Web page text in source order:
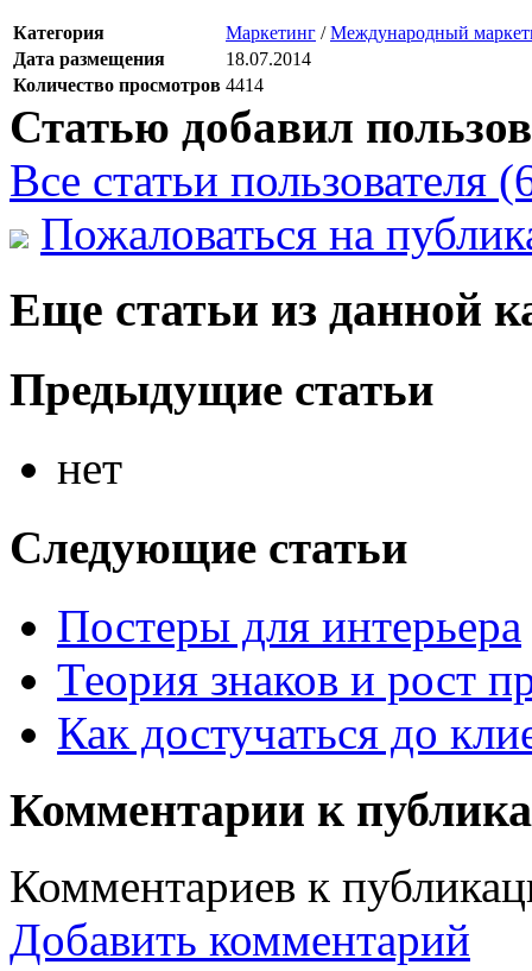
Категория Маркетинг /Международный
Дата размещения
18.07.2014
Количество просмотров 4414
Статью добавил
Все статьи пользователя
Пожаловаться на
Еще статьи из данной
Предыдущие статьи
нет
Следующие статьи
Постеры для интерьера
Теория знаков и рост
Как достучаться до
Комментарии к
Комментариев к
Добавить комментарий